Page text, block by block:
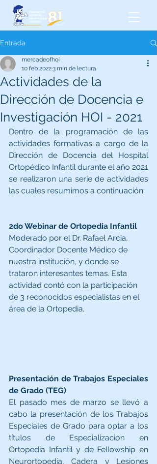
Entrada
Actividades de la
Dirección de Docencia e
Investigación HOI - 2021
mercadeofhoi
10 feb 20223 min de lectura
Dentro de la programación de las
actividades formativas a cargo de la
Dirección de Docencia del Hospital
Ortopédico Infantil durante el año 2021
se realizaron una serie de actividades
2do Webinar de Ortopedia Infantil
Moderado por el Dr. Rafael Arcia,
Coordinador Docente Médico de
nuestra institución, y donde se
trataron interesantes temas. Esta
actividad contó con la participación
de 3 reconocidos especialistas en el
área de la Ortopedia.
Presentación de Trabajos Especiales
de Grado (TEG)
El pasado mes de marzo se llevó a
cabo la presentación de los Trabajos
Especiales de Grado para optar a los
títulos de Especialización en
Ortopedia Infantil y de Fellowship en
Neurortopedia, Cadera y Lesiones